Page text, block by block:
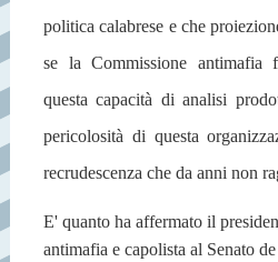
politica calabrese e che
se la Commissione antimafia
questa capacità di analisi
pericolosità di questa
recrudescenza che da anni non
E' quanto ha affermato il
antimafia e capolista al Senato